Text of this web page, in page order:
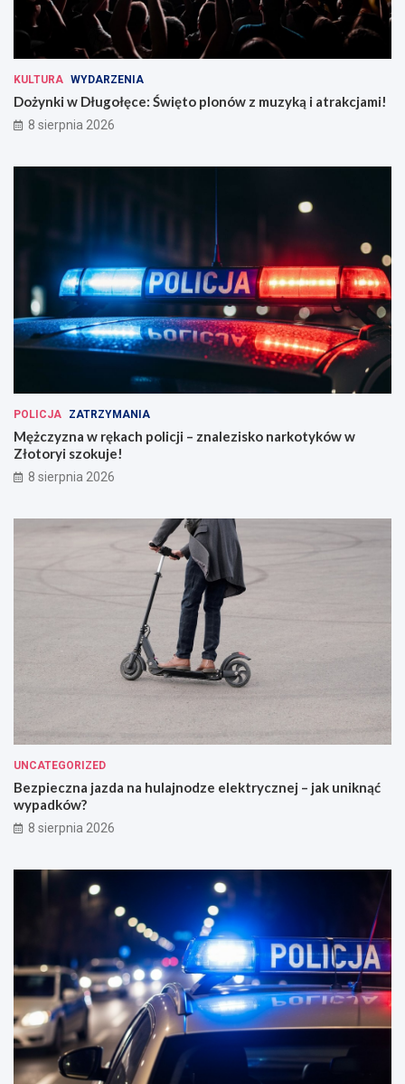
KULTURA WYDARZENIA
Dożynki w Długołęce: Święto plonów z muzyką i atrakcjami!
8 sierpnia 2026
POLICJA ZATRZYMANIA
Mężczyzna w rękach policji – znalezisko narkotyków w
Złotoryi szokuje!
8 sierpnia 2026
UNCATEGORIZED
Bezpieczna jazda na hulajnodze elektrycznej – jak uniknąć
wypadków?
8 sierpnia 2026